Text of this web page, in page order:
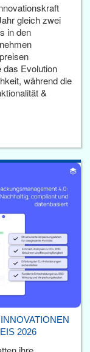
gleich zwei
in den
das Evolution
während die
&
2026